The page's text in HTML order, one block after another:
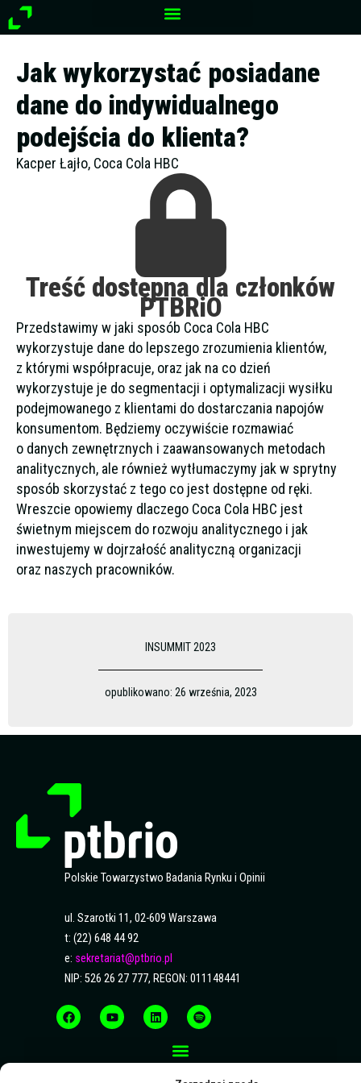
Przejdź
do
Jak wykorzystać posiadane
dane do indywidualnego
podejścia do klienta?
Kacper Łajło, Coca Cola HBC
Treść dostępna dla członków
PTBRiO
Przedstawimy w jaki sposób Coca Cola HBC
wykorzystuje dane do lepszego zrozumienia klientów,
z którymi współpracuje, oraz jak na co dzień
wykorzystuje je do segmentacji i optymalizacji wysiłku
podejmowanego z klientami do dostarczania napojów
konsumentom. Będziemy oczywiście rozmawiać
o danych zewnętrznych i zaawansowanych metodach
analitycznych, ale również wytłumaczymy jak w sprytny
sposób skorzystać z tego co jest dostępne od ręki.
Wreszcie opowiemy dlaczego Coca Cola HBC jest
świetnym miejscem do rozwoju analitycznego i jak
inwestujemy w dojrzałość analityczną organizacji
oraz naszych pracowników.
INSUMMIT 2023
opublikowano: 26 września, 2023
Polskie Towarzystwo Badania Rynku i Opinii
ul. Szarotki 11, 02-609 Warszawa
t: (22) 648 44 92
e: sekretariat@ptbrio.pl
NIP: 526 26 27 777, REGON: 011148441
a
c
e
o
o
u
t
e
i
n
k
i
p
o
t
y